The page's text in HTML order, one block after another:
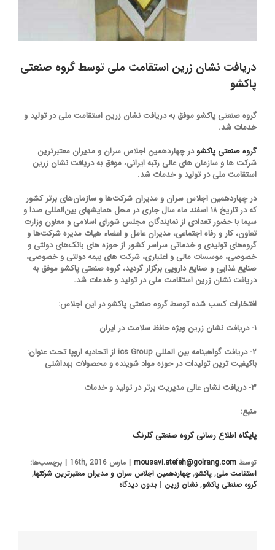
دریافت نشان زرین استقامت ملی توسط گروه صنعتی
پاکشو
گروه صنعتی پاکشو موفق به دریافت نشان زرین استقامت ملی در تولید و
خدمات شد.
گروه صنعتی پاکشودر چهاردهمین اجلاس سران و مدیران معتبرترین
شرکت ها و سازمان های عالی رتبه ایرانی، موفق به دریافت نشان زرین
استقامت ملی در تولید و خدمات شد.
در چهاردهمین اجلاس سران و مدیران شرکت‌ها و سازمان‌های برتر کشور
که در تاریخ ۱۸ اسفند ماه سال جاری در محل همایشهای بین‌المللی صدا و
سیما با حضور تعدادی از نمایندگان مجلس شورای اسلامی و معاون وزارت
تعاون، کار و رفاه اجتماعی، مدیران عامل و اعضاء هیات مدیره شرکت‌ها و
گروه‌های تولیدی و خدماتی سراسر کشور از حوزه های بانک‌های دولتی و
خصوصی، موسسات مالی و اعتباری، شرکت های بیمه دولتی و خصوصی،
صنایع غذایی و صنایع دارویی برگزار گردید، گروه صنعتی پاکشو موفق به
دریافت نشان زرین استقامت ملی در تولید و خدمات شد.
افتخارات کسب شده توسط گروه صنعتی پاکشو در این اجلاس:
۱- دریافت نشان زرین ویژه حافظ سلامت در ایران
۲- دریافت گواهینامه بین المللی
ics Groupاز اتحادیه اروپا تحت عنوان:
باکیفیت ترین تولیدات در حوزه مواد شوینده و محصولات بهداشتی
۳- دریافت نشان عالی مدیریت برتر در تولید و خدمات
منبع:
پایگاه اطلاع رسانی گروه صنعتی گلرنگ
توسط mousavi.atefeh@golrang.com
| مارس 16th, 2016 | برچسب‌ها:
استقامت ملی, پاکشو,چهاردهمین اجلاس سران و مدیران معتبرترین شرکتها,
گروه صنعتی پاکشو, نشان زرین | بدون ديدگاه